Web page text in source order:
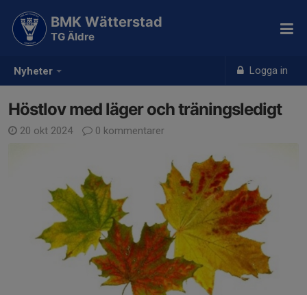
Nyheter Logga in
BMK Wätterstad
TG Äldre
Höstlov med läger och träningsledigt
20 okt 2024 0 kommentarer